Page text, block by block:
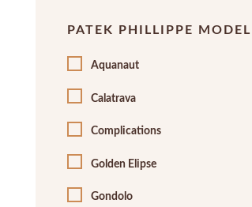
PATEK PHILLIPPE MODEL
Aquanaut
Calatrava
Complications
Golden Elipse
Gondolo